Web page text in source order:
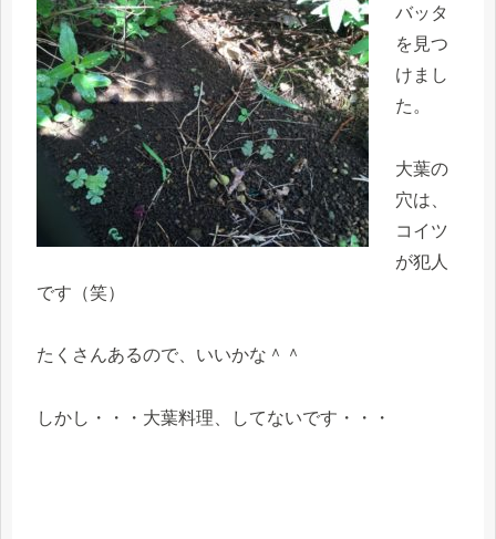
バッタ
を見つ
けまし
た。
大葉の
穴は、
コイツ
が犯人
です（笑）
たくさんあるので、いいかな＾＾
しかし・・・大葉料理、してないです・・・